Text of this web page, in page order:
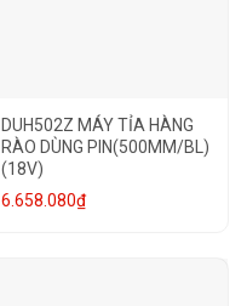
DUH502Z MÁY TỈA HÀNG
RÀO DÙNG PIN(500MM/BL)
(18V)
6.658.080₫